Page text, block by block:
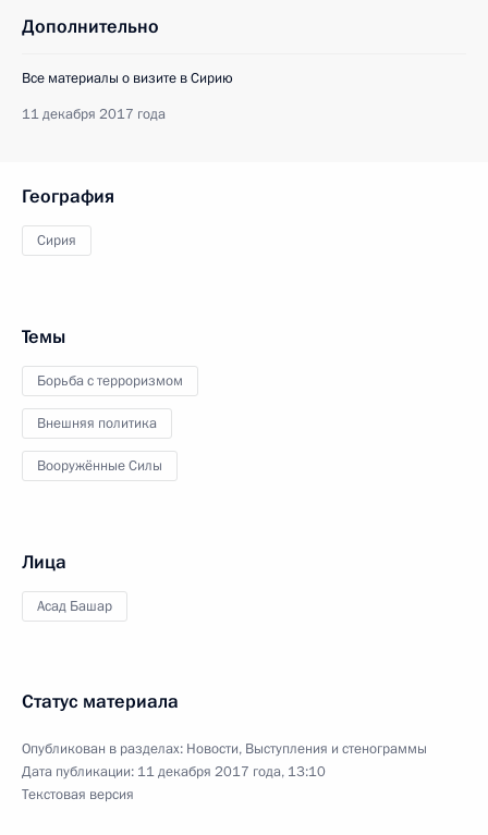
Дополнительно
Все материалы о визите в Сирию
11 декабря 2017 года
География
Сирия
Темы
Борьба с терроризмом
Внешняя политика
Вооружённые Силы
Лица
Асад Башар
Статус материала
Опубликован в разделах: Новости, Выступления и стенограммы
Дата публикации: 11 декабря 2017 года, 13:10
Текстовая версия